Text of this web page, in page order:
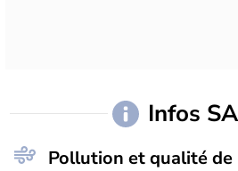
Infos
Pollution et qualité de